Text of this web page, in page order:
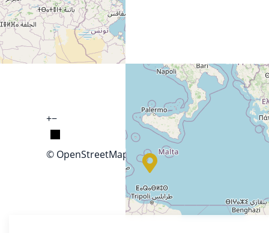
+−
© OpenStreetMap